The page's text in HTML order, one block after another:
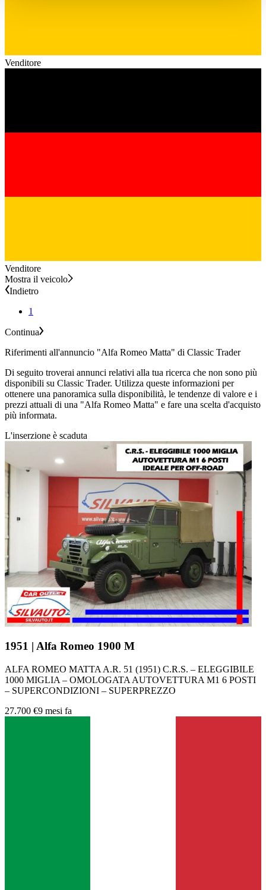
Venditore
Venditore
Mostra il veicolo
Indietro
1
Continua
Riferimenti all'annuncio "Alfa Romeo Matta" di Classic Trader
Di seguito troverai annunci relativi alla tua ricerca che non sono più
disponibili su Classic Trader. Utilizza queste informazioni per
ottenere una panoramica sulla disponibilità, le tendenze di valore e i
prezzi attuali di una "Alfa Romeo Matta" e fare una scelta d'acquisto
più informata.
L'inserzione è scaduta
1951 | Alfa Romeo 1900 M
ALFA ROMEO MATTA A.R. 51 (1951) C.R.S. – ELEGGIBILE
1000 MIGLIA – OMOLOGATA AUTOVETTURA M1 6 POSTI
– SUPERCONDIZIONI – SUPERPREZZO
27.700 €9 mesi fa